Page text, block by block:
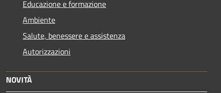
Educazione e formazione
Ambiente
Salute, benessere e assistenza
Autorizzazioni
NOVITÀ